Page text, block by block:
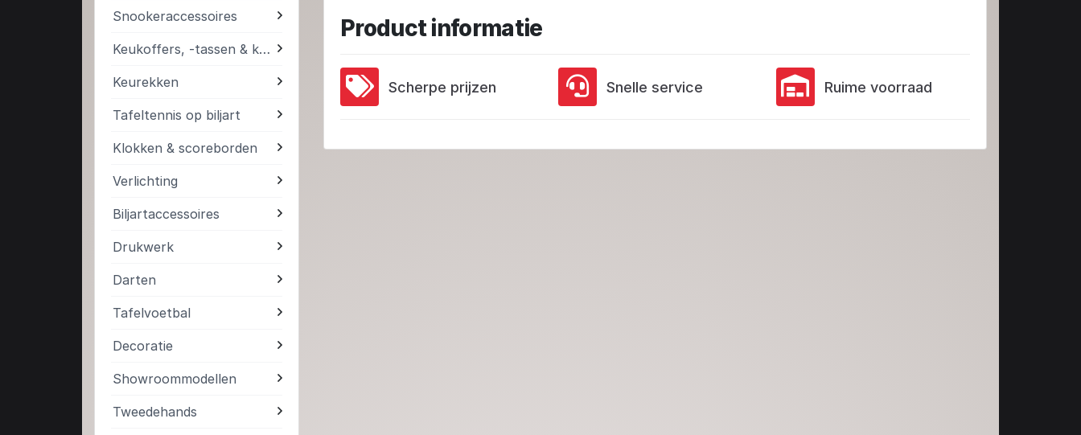
Snookeraccessoires
Keukoffers, -tassen & kokers
Keurekken
Tafeltennis op biljart
Klokken & scoreborden
Verlichting
Biljartaccessoires
Drukwerk
Darten
Tafelvoetbal
Decoratie
Showroommodellen
Tweedehands
Product informatie
Scherpe prijzen Snelle service Ruime voorraad